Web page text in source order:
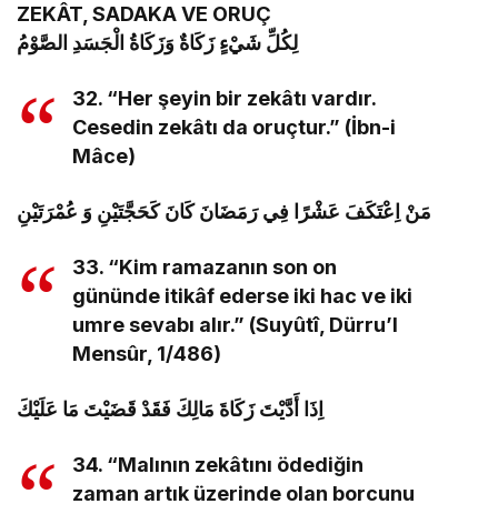
ZEKÂT, SADAKA VE ORUÇ
لِكُلِّ شَيْءٍ زَكَاةٌ وَزَكَاةُ الْجَسَدِ الصَّوْمُ
32. “Her şeyin bir zekâtı vardır.
Cesedin zekâtı da oruçtur.” (İbn-i
Mâce)
مَنْ اِعْتَكَفَ عَشْرًا فِي رَمَضَانَ كَانَ كَحَجَّتَيْنِ وَ عُمْرَتَيْنِ
33. “Kim ramazanın son on
gününde itikâf ederse iki hac ve iki
umre sevabı alır.” (Suyûtî, Dürru’l
Mensûr, 1/486)
اِذَا أَدَّيْتَ زَكَاةَ مَالِكَ فَقَدْ قَضَيْتَ مَا عَلَيْكَ
34. “Malının zekâtını ödediğin
zaman artık üzerinde olan borcunu